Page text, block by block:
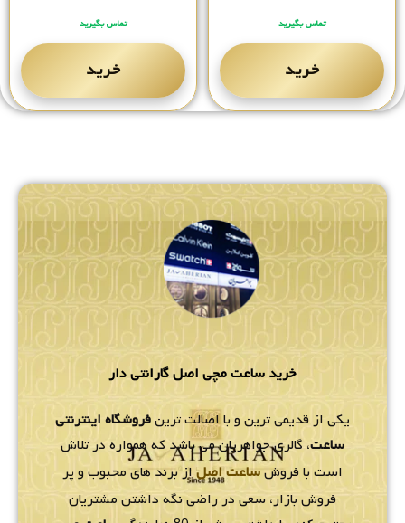
تماس بگیرید
خرید
تماس بگیرید
خرید
خرید ساعت مچی اصل گارانتی دار
یکی از قدیمی ترین و با اصالت ترینفروشگاه اینترنتی
ساعت، گالری جواهریان می باشد که همواره در تلاش
است با فروشساعت اصلاز برند های محبوب و پر
فروش بازار، سعی در راضی نگه داشتن مشتریان